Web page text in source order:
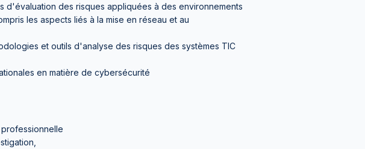
d'évaluation des risques appliquées à des environnements
les aspects liés à la mise en réseau et au
et outils d'analyse des risques des systèmes TIC
en matière de cybersécurité